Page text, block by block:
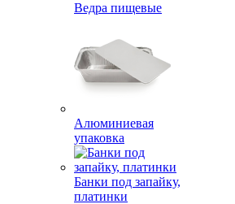
Ведра пищевые
Алюминиевая
упаковка
Банки под запайку,
платинки